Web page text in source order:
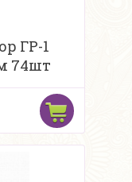
ГР-1
74шт